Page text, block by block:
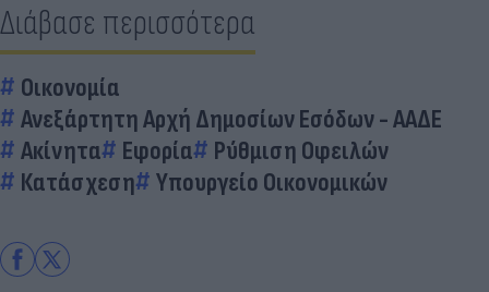
Διάβασε περισσότερα
Οικονομία
Ανεξάρτητη Αρχή Δημοσίων Εσόδων - ΑΑΔΕ
Ακίνητα
Εφορία
Ρύθμιση Οφειλών
Κατάσχεση
Υπουργείο Οικονομικών